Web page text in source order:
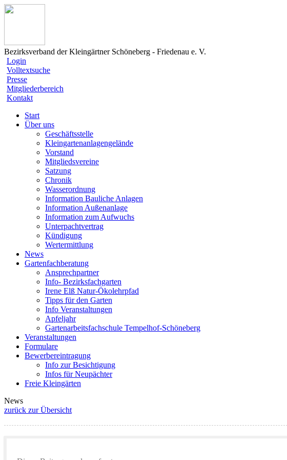
Bezirksverband der Kleingärtner Schöneberg - Friedenau e. V.
Login
Volltextsuche
Presse
Mitgliederbereich
Kontakt
Start
Über uns
Geschäftsstelle
Kleingartenanlagengelände
Vorstand
Mitgliedsvereine
Satzung
Chronik
Wasserordnung
Information Bauliche Anlagen
Information Außenanlage
Information zum Aufwuchs
Unterpachtvertrag
Kündigung
Wertermittlung
News
Gartenfachberatung
Ansprechpartner
Info- Bezirksfachgarten
Irene Elß Natur-Ökolehrpfad
Tipps für den Garten
Info Veranstaltungen
Apfeljahr
Gartenarbeitsfachschule Tempelhof-Schöneberg
Veranstaltungen
Formulare
Bewerbereintragung
Info zur Besichtigung
Infos für Neupächter
Freie Kleingärten
News
zurück zur Übersicht